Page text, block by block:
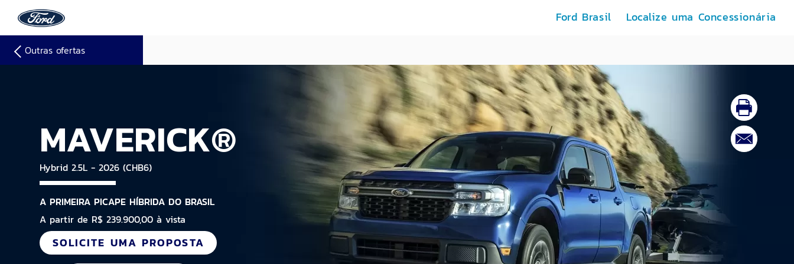
Ford Brasil Localize uma Concessionária
Outras ofertas
MAVERICK®
Hybrid 2.5L - 2026 (CHB6)
A PRIMEIRA PICAPE HÍBRIDA DO BRASIL
A partir de R$ 239.900,00 à vista
SOLICITE UMA PROPOSTA